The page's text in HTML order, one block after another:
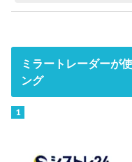
ミラートレーダーが
ング